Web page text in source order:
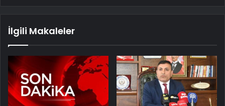
İlgili Makaleler